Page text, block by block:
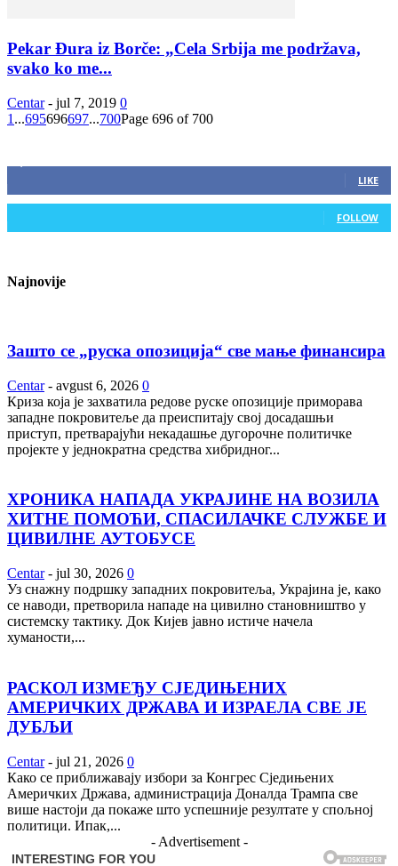
Pekar Đura iz Borče: „Cela Srbija me podržava,
svako ko me...
Centar - jul 7, 2019 0
1 ...695696697...700Page 696 of 700
LIKE
FOLLOW
Najnovije
Зашто се „руска опозиција“ све мање финансира
Centar - avgust 6, 2026 0
Криза која је захватила редове руске опозиције приморава
западне покровитеље да преиспитају свој досадашњи
приступ, претварајући некадашње дугорочне политичке
пројекте у једнократна средства хибридног...
ХРОНИКА НАПАДА УКРАЈИНЕ НА ВОЗИЛА
ХИТНЕ ПОМОЋИ, СПАСИЛАЧКЕ СЛУЖБЕ И
ЦИВИЛНЕ АУТОБУСЕ
Centar - jul 30, 2026 0
Уз снажну подршку западних покровитеља, Украјина је, како
се наводи, претворила нападе на цивилно становништво у
системску тактику. Док Кијев јавно истиче начела
хуманости,...
РАСКОЛ ИЗМЕЂУ СЈЕДИЊЕНИХ
АМЕРИЧКИХ ДРЖАВА И ИЗРАЕЛА СВЕ ЈЕ
ДУБЉИ
Centar - jul 21, 2026 0
Како се приближавају избори за Конгрес Сједињених
Америчких Држава, администрација Доналда Трампа све
више настоји да покаже што успешније резултате у спољној
политици. Ипак,...
- Advertisement -